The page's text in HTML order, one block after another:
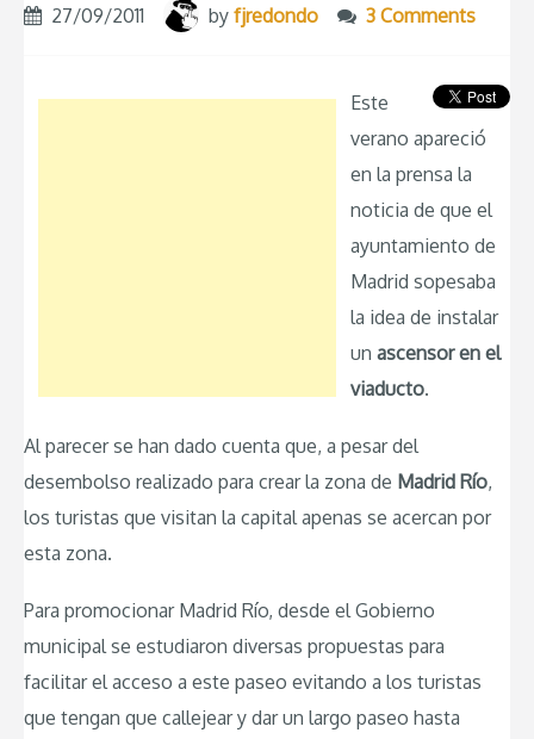
27/09/2011 by fjredondo 3 Comments
Este
verano apareció
en la prensa la
noticia de que el
ayuntamiento de
Madrid sopesaba
la idea de instalar
un ascensor en el
viaducto.
Al parecer se han dado cuenta que, a pesar del
desembolso realizado para crear la zona de Madrid Río,
los turistas que visitan la capital apenas se acercan por
esta zona.
Para promocionar Madrid Río, desde el Gobierno
municipal se estudiaron diversas propuestas para
facilitar el acceso a este paseo evitando a los turistas
que tengan que callejear y dar un largo paseo hasta